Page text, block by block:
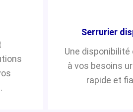
Serrurier
Une
à vos besoins
rapide et